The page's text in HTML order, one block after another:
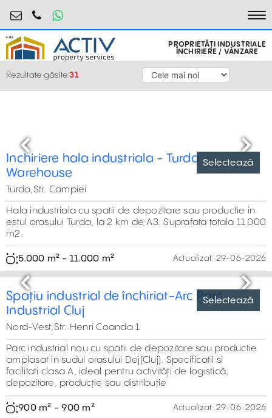
industrial@activpropertyservices.ro
0755.795.795
PROPRIETĂȚI INDUSTRIALE
ÎNCHIRIERE / VÂNZARE
Rezultate găsite:31
Selectează
Previous Next
Inchiriere hala industriala - Turda
Warehouse
Turda,Str. Campiei
Hala industriala cu spatii de depozitare sau productie in
estul orasului Turda, la 2 km de A3. Suprafata totala 11.000
m2.
5.000 m² - 11.000 m² Actualizat: 29-06-2026
Selectează
Previous Next
Spațiu industrial de închiriat-Arc Parc
Industrial Cluj
Nord-Vest,Str. Henri Coanda 1
Parc industrial nou cu spatii de depozitare sau productie
amplasat in sudul orasului Dej(Cluj). Specificatii si
facilitati clasa A, ideal pentru activități de logistică,
depozitare, producție sau distribuție
900 m² - 900 m² Actualizat: 29-06-2026